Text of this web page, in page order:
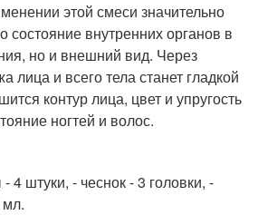
этой смеси значительно
состояние внутренних органов в
но и внешний вид. Через
лица и всего тела станет гладкой
контур лица, цвет и упругость
ногтей и волос.
4 штуки, - чеснок - 3 головки, -